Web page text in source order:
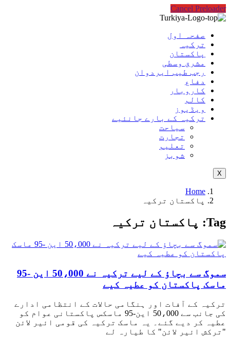
Cancel Preloader
صفحہ اول
ترکیہ
پاکستان
مشرق وسطی
رجب طیب ایردوان
دفاع
کاروبار
کالم
ویڈیوز
ترکیہ کے بارے جانئیے
سیاحت
تجارت
تعلیم
شوبز
X
Home
پاکستان ترکیہ
Tag: پاکستان ترکیہ
سموگ سے بچاؤ کے لیے ترکیہ نے 50،000 این -95
ماسک پاکستان کو عطیہ کیے
ترکیہ کے آفات اور ہنگامی حالات کے انتظامی ادارے
کی جانب سے 50،000 این-95 ماسکس پاکستانی عوام کو
عطیہ کر دیے گئے۔ یہ ماسک ترکیہ کی قومی ائیر لائن
"ترکش ائیر لائن" کا طیارہ لے